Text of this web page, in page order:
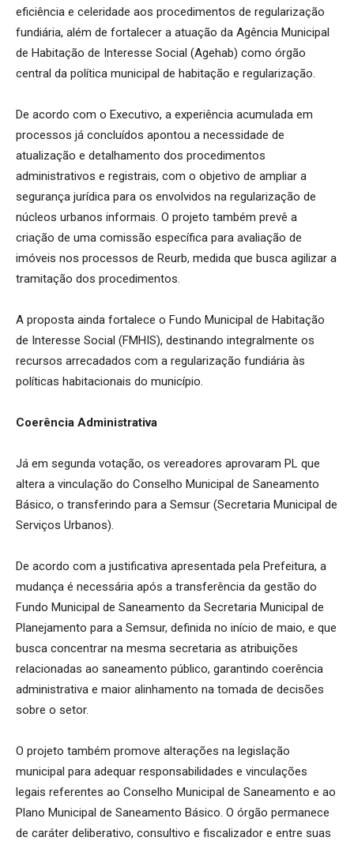
eficiência e celeridade aos procedimentos de regularização
fundiária, além de fortalecer a atuação da Agência Municipal
de Habitação de Interesse Social (Agehab) como órgão
central da política municipal de habitação e regularização.
De acordo com o Executivo, a experiência acumulada em
processos já concluídos apontou a necessidade de
atualização e detalhamento dos procedimentos
administrativos e registrais, com o objetivo de ampliar a
segurança jurídica para os envolvidos na regularização de
núcleos urbanos informais. O projeto também prevê a
criação de uma comissão específica para avaliação de
imóveis nos processos de Reurb, medida que busca agilizar a
tramitação dos procedimentos.
A proposta ainda fortalece o Fundo Municipal de Habitação
de Interesse Social (FMHIS), destinando integralmente os
recursos arrecadados com a regularização fundiária às
políticas habitacionais do município.
Coerência Administrativa
Já em segunda votação, os vereadores aprovaram PL que
altera a vinculação do Conselho Municipal de Saneamento
Básico, o transferindo para a Semsur (Secretaria Municipal de
Serviços Urbanos).
De acordo com a justificativa apresentada pela Prefeitura, a
mudança é necessária após a transferência da gestão do
Fundo Municipal de Saneamento da Secretaria Municipal de
Planejamento para a Semsur, definida no início de maio, e que
busca concentrar na mesma secretaria as atribuições
relacionadas ao saneamento público, garantindo coerência
administrativa e maior alinhamento na tomada de decisões
sobre o setor.
O projeto também promove alterações na legislação
municipal para adequar responsabilidades e vinculações
legais referentes ao Conselho Municipal de Saneamento e ao
Plano Municipal de Saneamento Básico. O órgão permanece
de caráter deliberativo, consultivo e fiscalizador e entre suas